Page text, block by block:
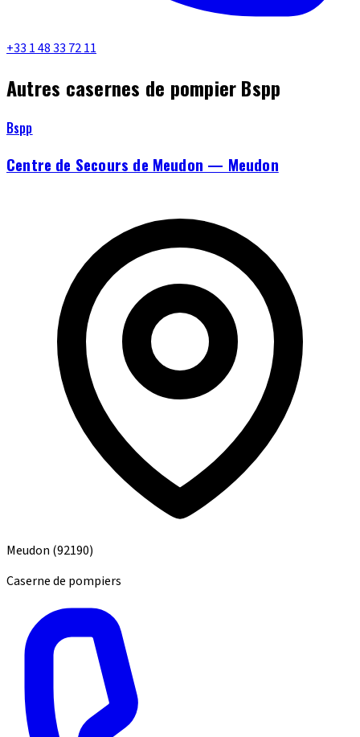
+33 1 48 33 72 11
Autres casernes de pompier Bspp
Bspp
Centre de Secours de Meudon — Meudon
Meudon (92190)
Caserne de pompiers